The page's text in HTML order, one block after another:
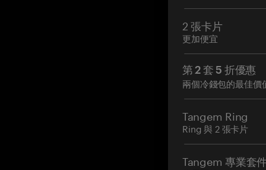
2 張卡片
更加便宜
第 2 套 5 折優惠
兩個冷錢包的最佳價
Tangem Ring
Ring 與 2 張卡片
Tangem 專業套